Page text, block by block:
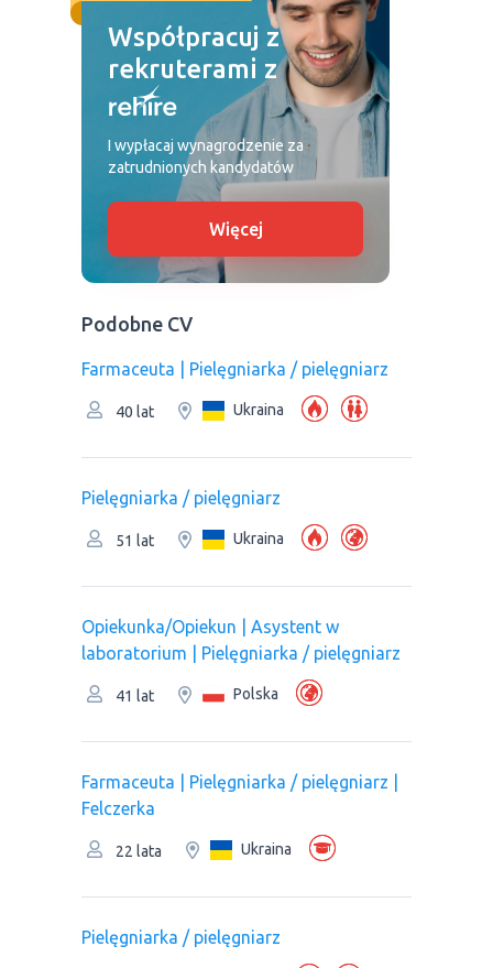
Współpracuj z
rekruterami z
I wypłacaj wynagrodzenie za
zatrudnionych kandydatów
Więcej
Podobne CV
Farmaceuta | Pielęgniarka / pielęgniarz
40 lat Ukraina
Pielęgniarka / pielęgniarz
51 lat Ukraina
Opiekunka/Opiekun | Asystent w
laboratorium | Pielęgniarka / pielęgniarz
41 lat Polska
Farmaceuta | Pielęgniarka / pielęgniarz |
Felczerka
22 lata Ukraina
Pielęgniarka / pielęgniarz